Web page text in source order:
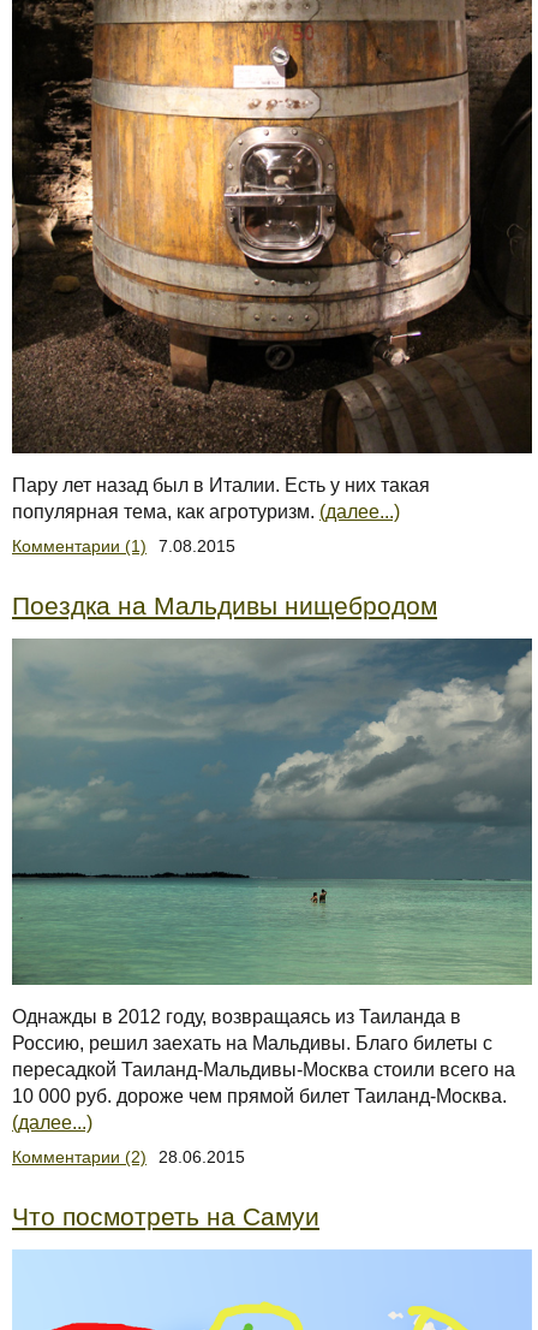
Пару лет назад был в Италии. Есть у них такая
популярная тема, как агротуризм. (далее...)
Комментарии (1) 7.08.2015
Поездка на Мальдивы нищебродом
Однажды в 2012 году, возвращаясь из Таиланда в
Россию, решил заехать на Мальдивы. Благо билеты с
пересадкой Таиланд-Мальдивы-Москва стоили всего на
10 000 руб. дороже чем прямой билет Таиланд-Москва.
(далее...)
Комментарии (2) 28.06.2015
Что посмотреть на Самуи